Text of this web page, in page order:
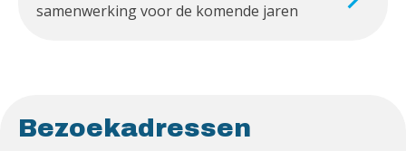
samenwerking voor de komende jaren
Bezoekadressen